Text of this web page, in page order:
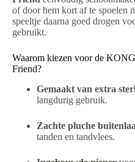
of door hem kort af te spoelen
speeltje daarna goed drogen
gebruikt.
Waarom kiezen voor de
Friend?
Gemaakt van extra
langdurig gebruik.
Zachte pluche
tanden en tandvlees.